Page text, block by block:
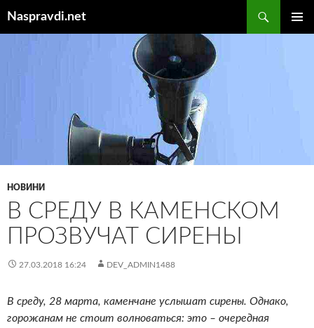
Naspravdi.net
НОВИНИ
В СРЕДУ В КАМЕНСКОМ
ПРОЗВУЧАТ СИРЕНЫ
27.03.2018 16:24 DEV_ADMIN1488
В среду, 28 марта, каменчане услышат сирены. Однако,
горожанам не стоит волноваться: это – очередная